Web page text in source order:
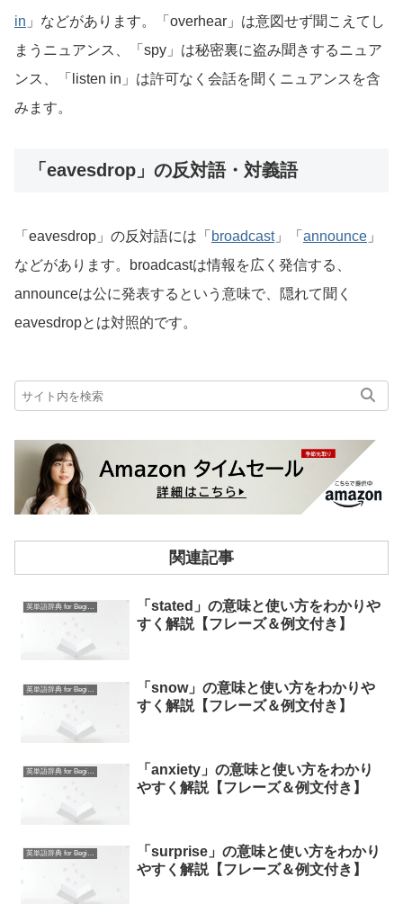
in 」などがあります。「overhear」は意図せず聞こえてし
まうニュアンス、「spy」は秘密裏に盗み聞きするニュア
ンス、「listen in」は許可なく会話を聞くニュアンスを含
みます。
「eavesdrop」の反対語・対義語
「eavesdrop」の反対語には「 broadcast」「 announce 」
などがあります。broadcastは情報を広く発信する、
announceは公に発表するという意味で、隠れて聞く
eavesdropとは対照的です。
関連記事
英単語辞典 for Beginners
「stated」の意味と使い方をわかりや
すく解説【フレーズ＆例文付き】
英単語辞典 for Beginners
「snow」の意味と使い方をわかりや
すく解説【フレーズ＆例文付き】
英単語辞典 for Beginners
「anxiety」の意味と使い方をわかり
やすく解説【フレーズ＆例文付き】
英単語辞典 for Beginners
「surprise」の意味と使い方をわかり
やすく解説【フレーズ＆例文付き】